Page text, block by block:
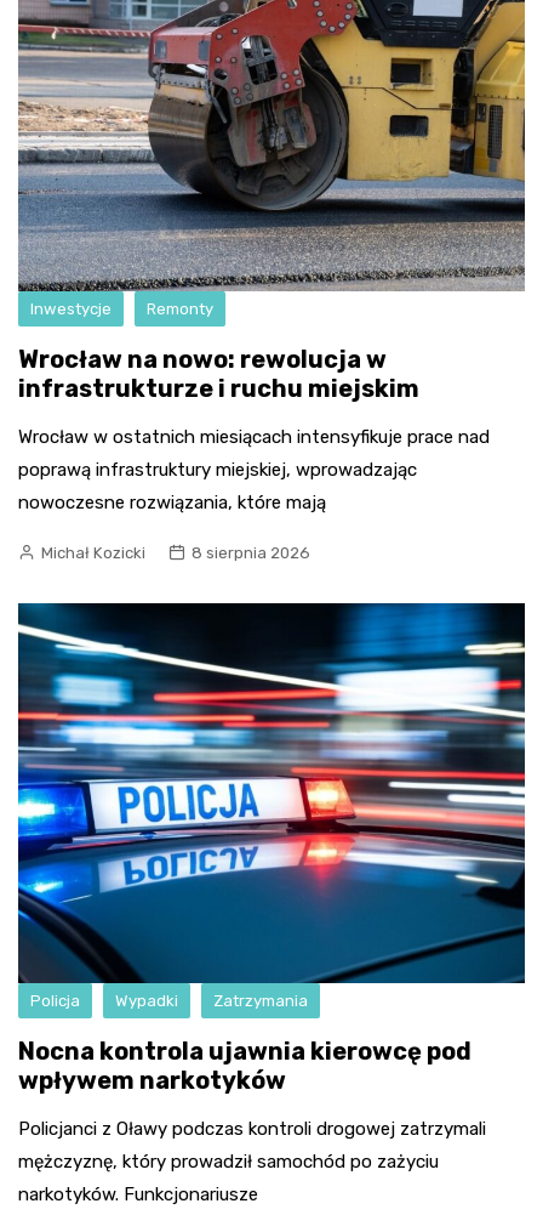
Inwestycje Remonty
Wrocław na nowo: rewolucja w
infrastrukturze i ruchu miejskim
Wrocław w ostatnich miesiącach intensyfikuje prace nad
poprawą infrastruktury miejskiej, wprowadzając
nowoczesne rozwiązania, które mają
Michał Kozicki 8 sierpnia 2026
Policja Wypadki Zatrzymania
Nocna kontrola ujawnia kierowcę pod
wpływem narkotyków
Policjanci z Oławy podczas kontroli drogowej zatrzymali
mężczyznę, który prowadził samochód po zażyciu
narkotyków. Funkcjonariusze